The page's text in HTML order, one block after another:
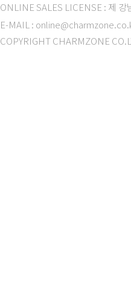
ONLINE SALES LICENSE : 제 강
E-MAIL :
COPYRIGHT CHARMZONE